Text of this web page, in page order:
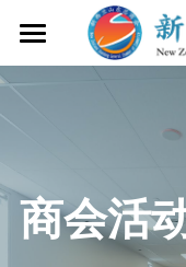
商会章程
最新活动
商会活